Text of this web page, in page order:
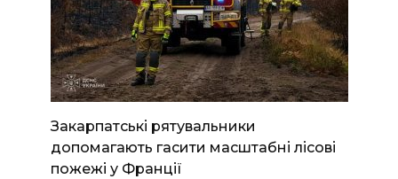
Закарпатські рятувальники
допомагають гасити масштабні лісові
пожежі у Франції